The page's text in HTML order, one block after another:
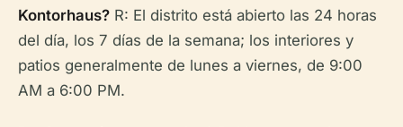
Kontorhaus? R: El distrito está abierto las 24 horas
del día, los 7 días de la semana; los interiores y
patios generalmente de lunes a viernes, de 9:00
AM a 6:00 PM.